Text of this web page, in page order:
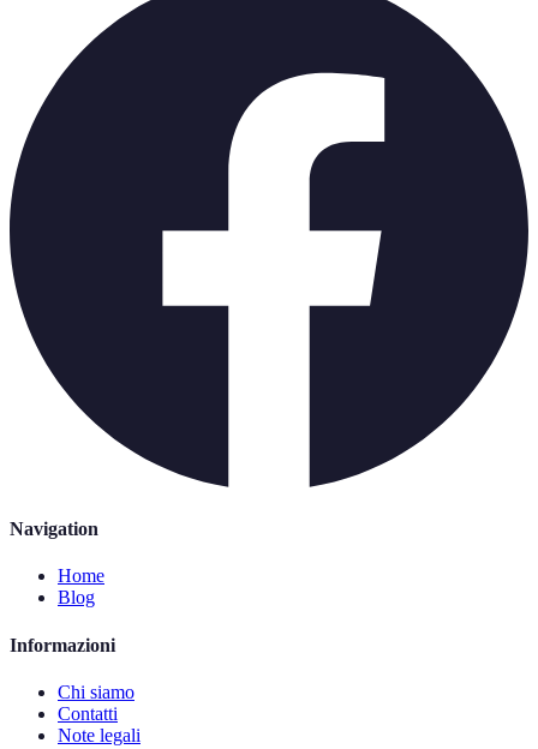
Navigation
Home
Blog
Informazioni
Chi siamo
Contatti
Note legali